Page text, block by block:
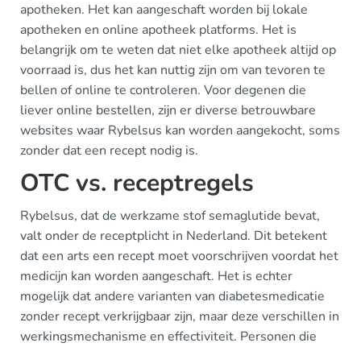
apotheken. Het kan aangeschaft worden bij lokale
apotheken en online apotheek platforms. Het is
belangrijk om te weten dat niet elke apotheek altijd op
voorraad is, dus het kan nuttig zijn om van tevoren te
bellen of online te controleren. Voor degenen die
liever online bestellen, zijn er diverse betrouwbare
websites waar Rybelsus kan worden aangekocht, soms
zonder dat een recept nodig is.
OTC vs. receptregels
Rybelsus, dat de werkzame stof semaglutide bevat,
valt onder de receptplicht in Nederland. Dit betekent
dat een arts een recept moet voorschrijven voordat het
medicijn kan worden aangeschaft. Het is echter
mogelijk dat andere varianten van diabetesmedicatie
zonder recept verkrijgbaar zijn, maar deze verschillen in
werkingsmechanisme en effectiviteit. Personen die